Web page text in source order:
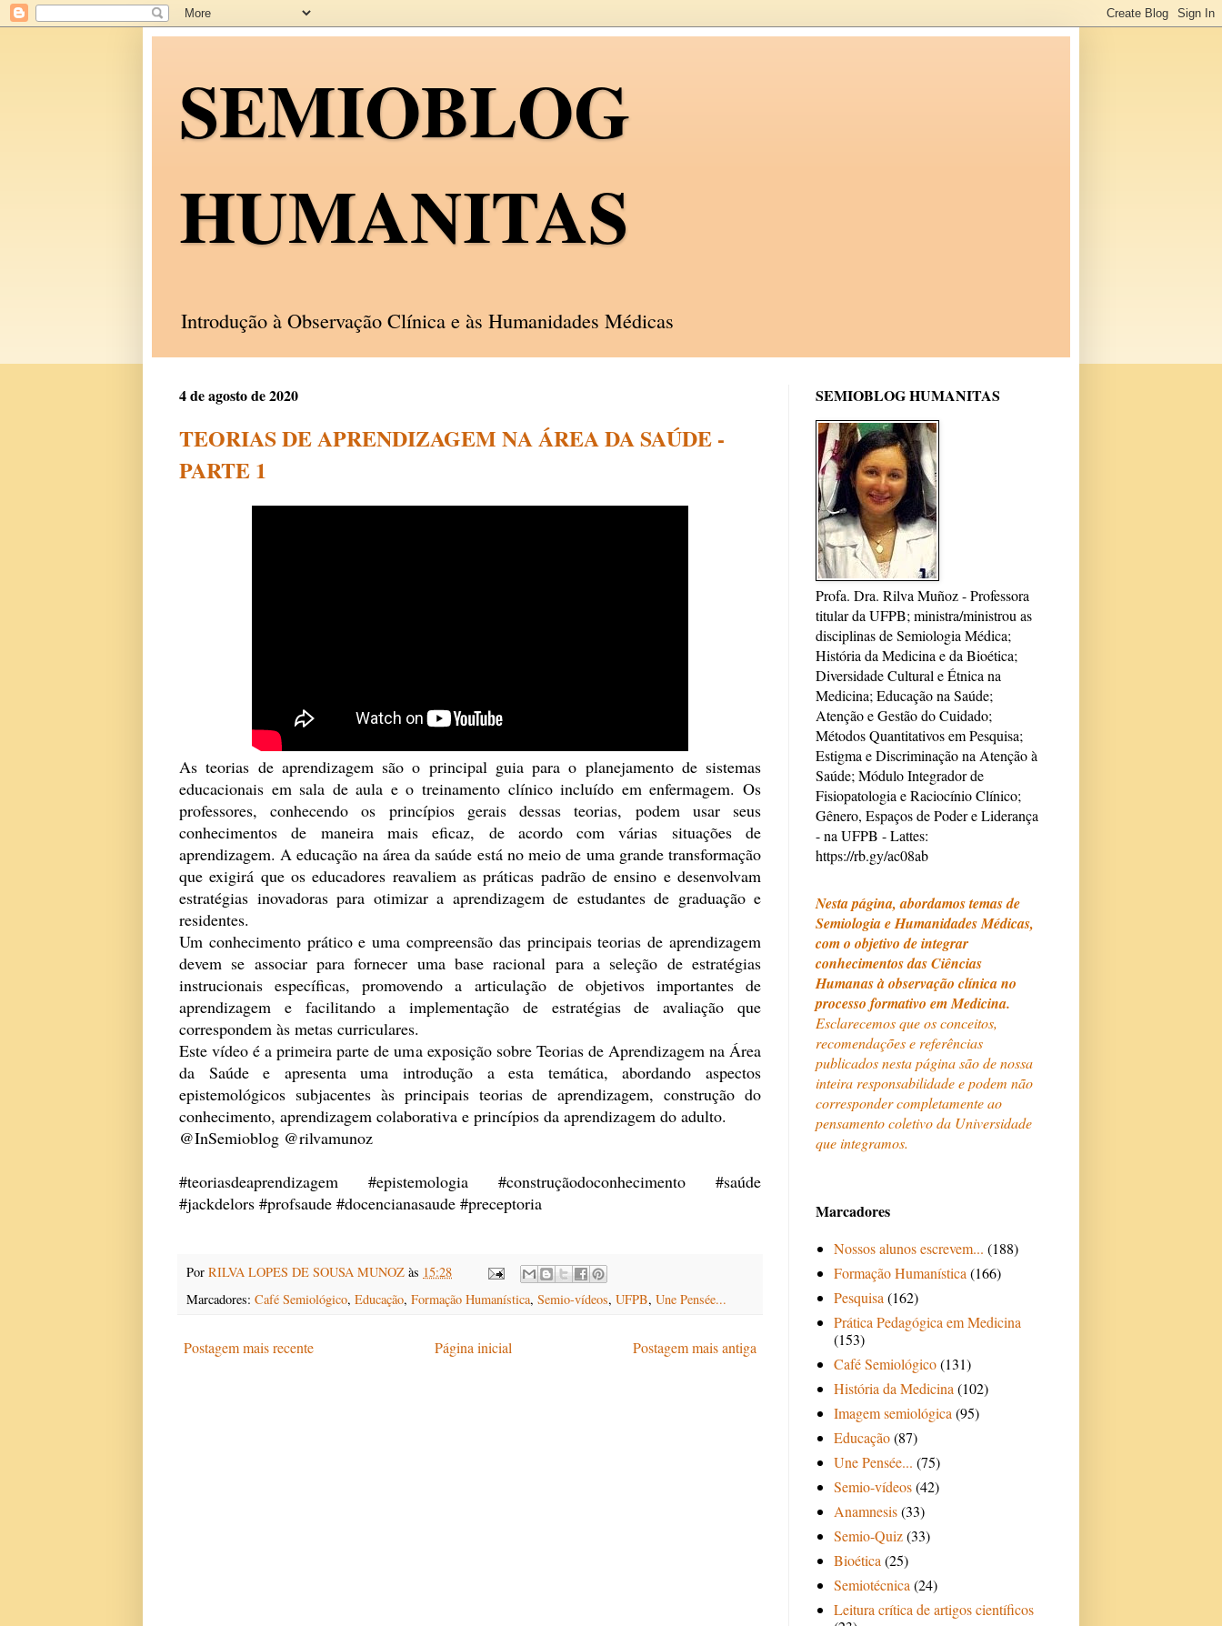
SEMIOBLOG
HUMANITAS
Introdução à Observação Clínica e às Humanidades Médicas
4 de agosto de 2020
TEORIAS DE APRENDIZAGEM NA ÁREA DA SAÚDE -
PARTE 1
As teorias de aprendizagem são o principal guia para o planejamento de sistemas
educacionais em sala de aula e o treinamento clínico incluído em enfermagem. Os
professores, conhecendo os princípios gerais dessas teorias, podem usar seus
conhecimentos de maneira mais eficaz, de acordo com várias situações de
aprendizagem. A educação na área da saúde está no meio de uma grande transformação
que exigirá que os educadores reavaliem as práticas padrão de ensino e desenvolvam
estratégias inovadoras para otimizar a aprendizagem de estudantes de graduação e
residentes.
Um conhecimento prático e uma compreensão das principais teorias de aprendizagem
devem se associar para fornecer uma base racional para a seleção de estratégias
instrucionais específicas, promovendo a articulação de objetivos importantes de
aprendizagem e facilitando a implementação de estratégias de avaliação que
correspondem às metas curriculares.
Este vídeo é a primeira parte de uma exposição sobre Teorias de Aprendizagem na Área
da Saúde e apresenta uma introdução a esta temática, abordando aspectos
epistemológicos subjacentes às principais teorias de aprendizagem, construção do
conhecimento, aprendizagem colaborativa e princípios da aprendizagem do adulto.
@InSemioblog @rilvamunoz
#teoriasdeaprendizagem #epistemologia #construçãodoconhecimento #saúde
#jackdelors #profsaude #docencianasaude #preceptoria
Por RILVA LOPES DE SOUSA MUNOZ às 15:28
Marcadores: Café Semiológico, Educação, Formação Humanística, Semio-vídeos, UFPB, Une Pensée...
Postagem mais recente Postagem mais antiga
Página inicial
SEMIOBLOG HUMANITAS
Profa. Dra. Rilva Muñoz - Professora
titular da UFPB; ministra/ministrou as
disciplinas de Semiologia Médica;
História da Medicina e da Bioética;
Diversidade Cultural e Étnica na
Medicina; Educação na Saúde;
Atenção e Gestão do Cuidado;
Métodos Quantitativos em Pesquisa;
Estigma e Discriminação na Atenção à
Saúde; Módulo Integrador de
Fisiopatologia e Raciocínio Clínico;
Gênero, Espaços de Poder e Liderança
- na UFPB - Lattes:
https://rb.gy/ac08ab
Nesta página, abordamos temas de
Semiologia e Humanidades Médicas,
com o objetivo de integrar
conhecimentos das Ciências
Humanas à observação clínica no
processo formativo em Medicina.
Esclarecemos que os conceitos,
recomendações e referências
publicados nesta página são de nossa
inteira responsabilidade e podem não
corresponder completamente ao
pensamento coletivo da Universidade
que integramos.
Marcadores
Nossos alunos escrevem... (188)
Formação Humanística (166)
Pesquisa (162)
Prática Pedagógica em Medicina
(153)
Café Semiológico(131)
História da Medicina (102)
Imagem semiológica (95)
Educação(87)
Une Pensée... (75)
Semio-vídeos(42)
Anamnesis(33)
Semio-Quiz(33)
Bioética (25)
Semiotécnica (24)
Leitura crítica de artigos científicos